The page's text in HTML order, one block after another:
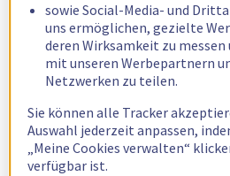
sowie Social-Media- und
uns ermöglichen, gezielte
deren Wirksamkeit zu
mit unseren Werbepartnern
Netzwerken zu teilen.
Sie können alle Tracker
Auswahl jederzeit anpassen,
„Meine Cookies verwalten“
verfügbar ist.